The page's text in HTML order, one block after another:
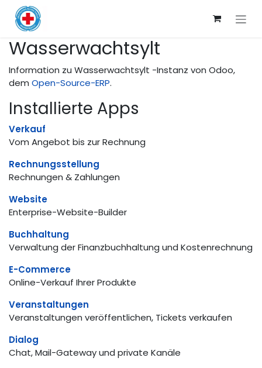
Zum Inhalt springen
Wasserwachtsylt
Information zu Wasserwachtsylt -Instanz von Odoo,
dem Open-Source-ERP.
Installierte Apps
Verkauf
Vom Angebot bis zur Rechnung
Rechnungsstellung
Rechnungen & Zahlungen
Website
Enterprise-Website-Builder
Buchhaltung
Verwaltung der Finanzbuchhaltung und Kostenrechnung
E-Commerce
Online-Verkauf Ihrer Produkte
Veranstaltungen
Veranstaltungen veröffentlichen, Tickets verkaufen
Dialog
Chat, Mail-Gateway und private Kanäle